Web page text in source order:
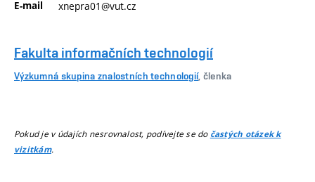
E-mail xnepra01@vut.cz
Fakulta informačních technologií
Výzkumná skupina znalostních technologií, členka
Pokud je v údajích nesrovnalost, podívejte se do častých otázek k
vizitkám.